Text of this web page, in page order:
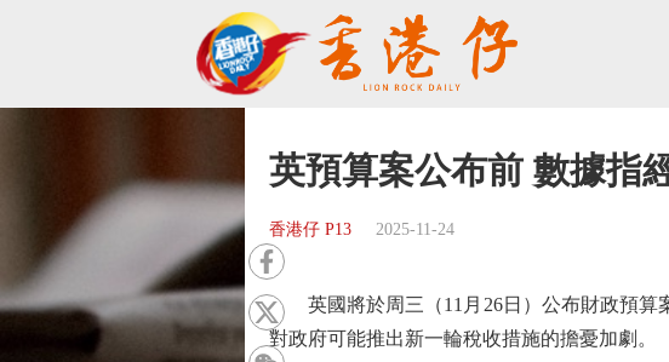
英預算案公布前 數據指
香港仔 P13 2025-11-24
英國將於周三（11月26日）公布財政預算案
對政府可能推出新一輪稅收措施的擔憂加劇。